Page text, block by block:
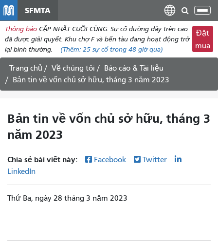
dung
SFMTA
đổi
Thông báo CẬP NHẬT CUỐI CÙNG: Sự cố đường dây trên cao
đã được giải quyết. Khu chợ F và bến tàu đang hoạt động trở
lại bình thường.
(Thêm: 25 sự cốtrong 48 giờ qua)
Đặt
mua
Trang chủ Về chúng tôi
Báo cáo & Tài liệu
Bản tin về vốn chủ sở hữu, tháng 3 năm 2023
Bản tin về vốn chủ sở hữu, tháng 3
năm 2023
Chia sẻ bài viết này: Facebook
Twitter
LinkedIn
Thứ Ba, ngày 28 tháng 3 năm 2023